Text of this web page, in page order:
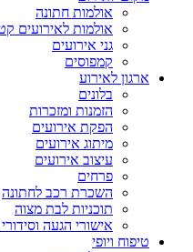
אולמות חתונה
אולמות לאירועים
גני אירועים
קמפוסים
ארגון לאירוע
בלונים
הזמנות ומזכרות
הפקת אירועים
מיתוג אירועים
עיצוב אירועים
פרחים
השכרת רכב לחתונה
תוכניות לבת מצוה
אישורי הגעה
טיפוח ויופי